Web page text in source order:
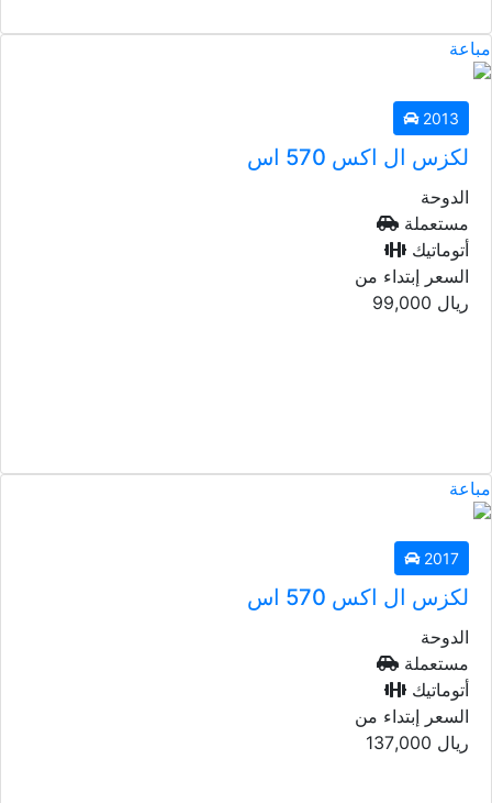
مباعة
2013
لكزس ال اكس 570 اس
الدوحة
مستعملة
أتوماتيك
السعر إبتداء من
99,000 ريال
مباعة
2017
لكزس ال اكس 570 اس
الدوحة
مستعملة
أتوماتيك
السعر إبتداء من
137,000 ريال